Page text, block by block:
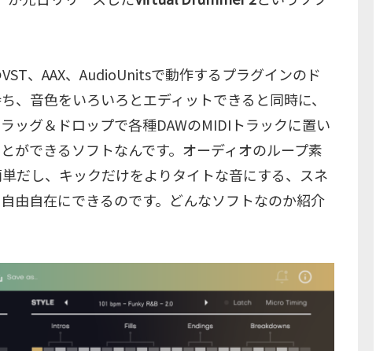
、AAX、AudioUnitsで動作するプラグインのド
、音色をいろいろとエディットできると同時に、
ッグ＆ドロップで各種DAWのMIDIトラックに置い
ができるソフトなんです。オーディオのループ素
だし、キックだけをよりタイトな音にする、スネ
自在にできるのです。どんなソフトなのか紹介